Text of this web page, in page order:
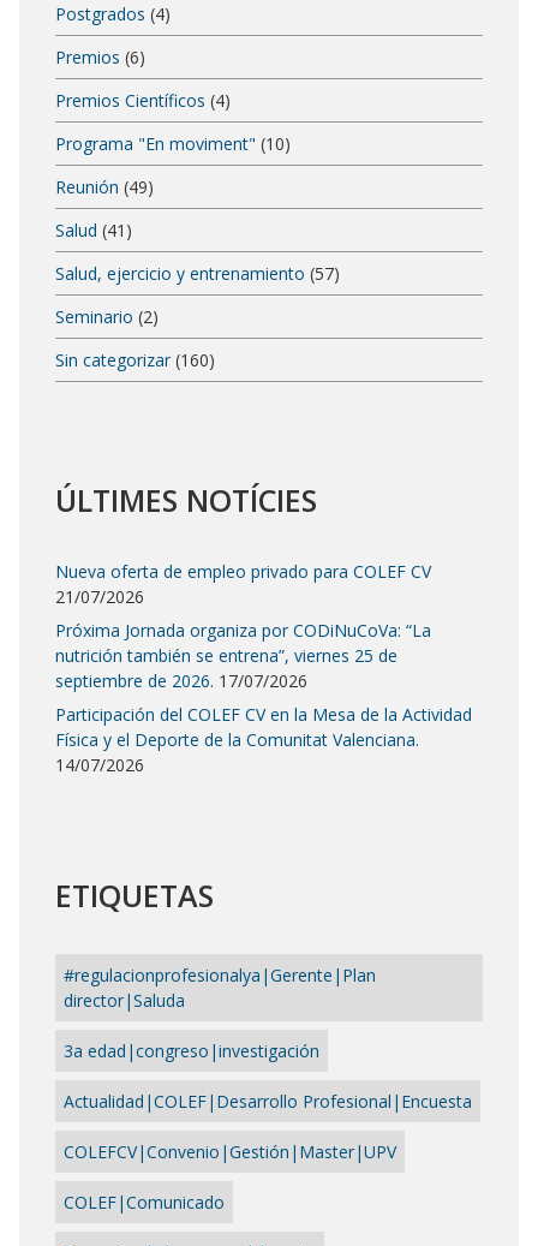
Postgrados (4)
Premios (6)
Premios Científicos (4)
Programa "En moviment" (10)
Reunión (49)
Salud (41)
Salud, ejercicio y entrenamiento (57)
Seminario (2)
Sin categorizar (160)
ÚLTIMES NOTÍCIES
Nueva oferta de empleo privado para COLEF CV
21/07/2026
Próxima Jornada organiza por CODiNuCoVa: “La
nutrición también se entrena”, viernes 25 de
septiembre de 2026. 17/07/2026
Participación del COLEF CV en la Mesa de la Actividad
Física y el Deporte de la Comunitat Valenciana.
14/07/2026
ETIQUETAS
#regulacionprofesionalya|Gerente|Plan
director|Saluda
3a edad|congreso|investigación
Actualidad|COLEF|Desarrollo Profesional|Encuesta
COLEFCV|Convenio|Gestión|Master|UPV
COLEF|Comunicado